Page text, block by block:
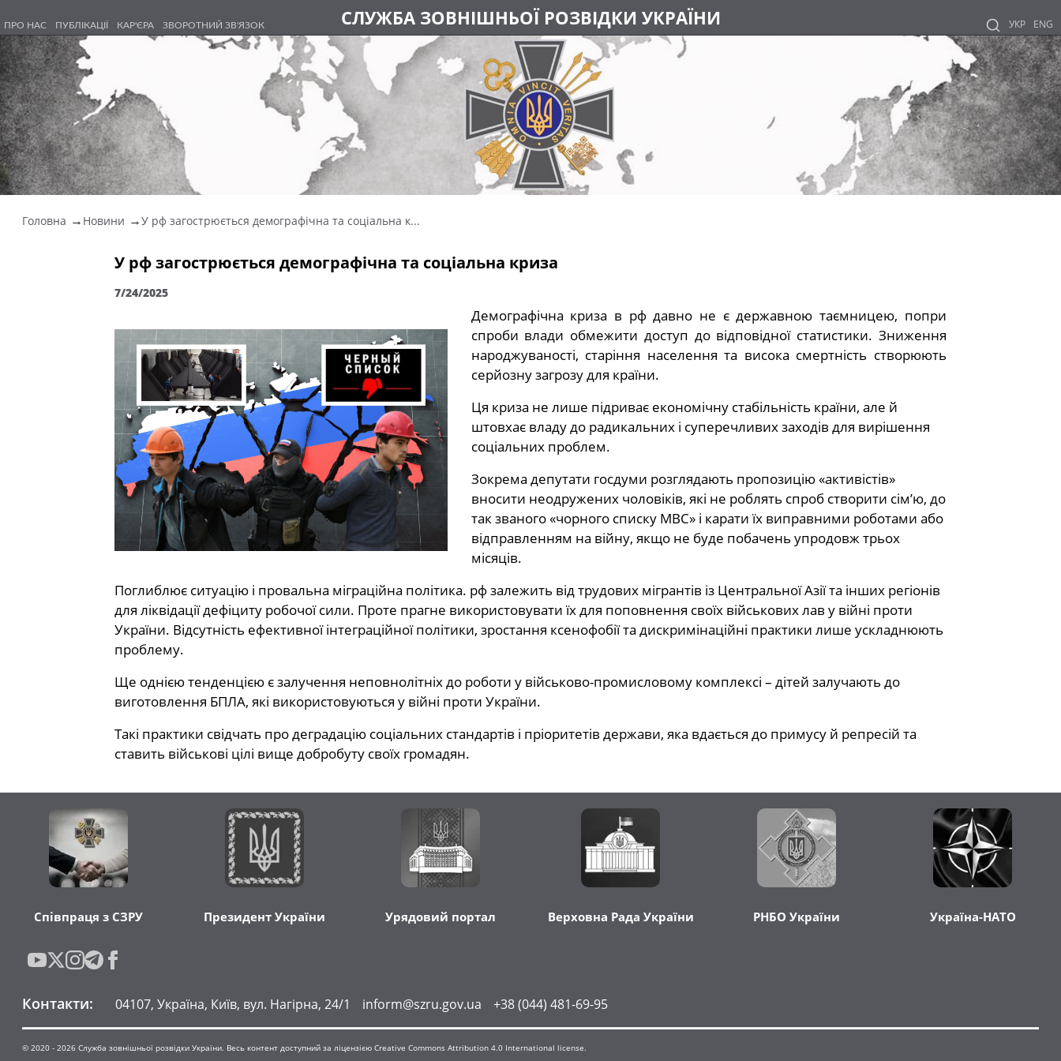
СЛУЖБА ЗОВНІШНЬОЇ РОЗВІДКИ УКРАЇНИ
ПРО НАС ПУБЛІКАЦІЇ КАР'ЄРА ЗВОРОТНИЙ ЗВ'ЯЗОК УКР ENG
Головна Новини У рф загострюється демографічна та соціальна к...
У рф загострюється демографічна та соціальна криза
7/24/2025
Демографічна криза в рф давно не є державною таємницею, попри
спроби влади обмежити доступ до відповідної статистики. Зниження
народжуваності, старіння населення та висока смертність створюють
серйозну загрозу для країни.
Ця криза не лише підриває економічну стабільність країни, але й
штовхає владу до радикальних і суперечливих заходів для вирішення
соціальних проблем.
Зокрема депутати госдуми розглядають пропозицію «активістів»
вносити неодружених чоловіків, які не роблять спроб створити сім’ю, до
так званого «чорного списку МВС» і карати їх виправними роботами або
відправленням на війну, якщо не буде побачень упродовж трьох
місяців.
Поглиблює ситуацію і провальна міграційна політика. рф залежить від трудових мігрантів із Центральної Азії та інших регіонів
для ліквідації дефіциту робочої сили. Проте прагне використовувати їх для поповнення своїх військових лав у війні проти
України. Відсутність ефективної інтеграційної політики, зростання ксенофобії та дискримінаційні практики лише ускладнюють
проблему.
Ще однією тенденцією є залучення неповнолітніх до роботи у військово-промисловому комплексі – дітей залучають до
виготовлення БПЛА, які використовуються у війні проти України.
Такі практики свідчать про деградацію соціальних стандартів і пріоритетів держави, яка вдається до примусу й репресій та
ставить військові цілі вище добробуту своїх громадян.
Співпраця з СЗРУ Президент України Урядовий портал Україна-НАТО
РНБО України
Верховна Рада України
Контакти: 04107, Україна, Київ, вул. Нагірна, 24/1 inform@szru.gov.ua +38 (044) 481-69-95
© 2020 -2026 Служба зовнішньої розвідки України. Весь контент доступний за ліцензією Creative Commons Attribution 4.0 International license.